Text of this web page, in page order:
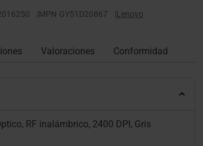
|MPN GY51D20867 |Lenovo
Valoraciones Conformidad
RF inalámbrico, 2400 DPI, Gris